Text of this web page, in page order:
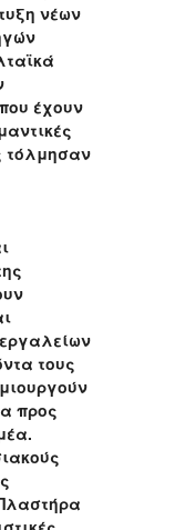
νέων
έχουν
τόλμησαν
τους
προς